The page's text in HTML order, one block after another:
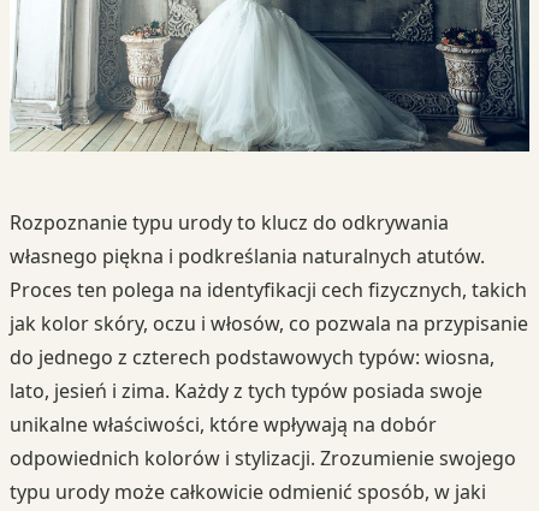
Rozpoznanie typu urody to klucz do odkrywania
własnego piękna i podkreślania naturalnych atutów.
Proces ten polega na identyfikacji cech fizycznych, takich
jak kolor skóry, oczu i włosów, co pozwala na przypisanie
do jednego z czterech podstawowych typów: wiosna,
lato, jesień i zima. Każdy z tych typów posiada swoje
unikalne właściwości, które wpływają na dobór
odpowiednich kolorów i stylizacji. Zrozumienie swojego
typu urody może całkowicie odmienić sposób, w jaki